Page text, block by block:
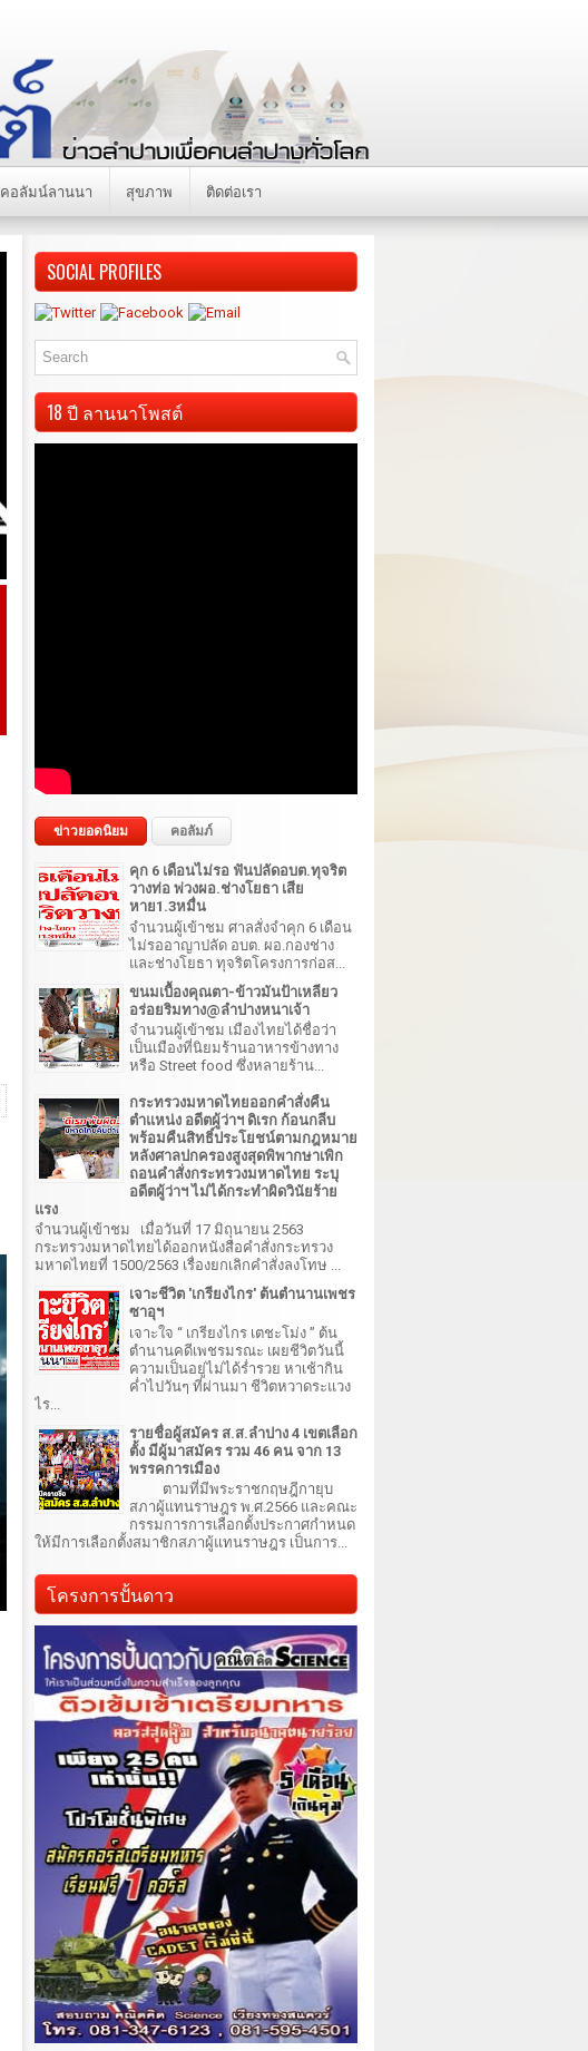
คอลัมน์ลานนา สุขภาพ ติดต่อเรา
SOCIAL PROFILES
18 ปี ลานนาโพสต์
ข่าวยอดนิยม คอลัมภ์
คุก 6 เดือนไม่รอ ฟันปลัดอบต.ทุจริต
วางท่อ พ่วงผอ.ช่างโยธา เสีย
หาย1.3หมื่น
จำนวนผู้เข้าชม ศาลสั่งจำคุก 6 เดือน
ไม่รออาญาปลัด อบต. ผอ.กองช่าง
และช่างโยธา ทุจริตโครงการก่อส...
ขนมเบื้องคุณตา-ข้าวมันป้าเหลียว
อร่อยริมทาง@ลำปางหนาเจ้า
จำนวนผู้เข้าชม เมืองไทยได้ชื่อว่า
เป็นเมืองที่นิยมร้านอาหารข้างทาง
หรือ Street food ซึ่งหลายร้าน...
กระทรวงมหาดไทยออกคำสั่งคืน
ตำแหน่ง อดีตผู้ว่าฯ ดิเรก ก้อนกลีบ
พร้อมคืนสิทธิ์ประโยชน์ตามกฎหมาย
หลังศาลปกครองสูงสุดพิพากษาเพิก
ถอนคำสั่งกระทรวงมหาดไทย ระบุ
อดีตผู้ว่าฯ ไม่ได้กระทำผิดวินัยร้าย
แรง
จำนวนผู้เข้าชม เมื่อวันที่ 17 มิถุนายน 2563
กระทรวงมหาดไทยได้ออกหนังสือคำสั่งกระทรวง
มหาดไทยที่ 1500/2563 เรื่องยกเลิกคำสั่งลงโทษ ...
เจาะชีวิต 'เกรียงไกร' ต้นตำนานเพชร
ซาอุฯ
เจาะใจ “ เกรียงไกร เตชะโม่ง ” ต้น
ตำนานคดีเพชรมรณะ เผยชีวิตวันนี้
ความเป็นอยู่ไม่ได้ร่ำรวย หาเช้ากิน
ค่ำไปวันๆ ที่ผ่านมา ชีวิตหวาดระแวง
ไร...
รายชื่อผู้สมัคร ส.ส.ลำปาง 4 เขตเลือก
ตั้ง มีผู้มาสมัคร รวม 46 คน จาก 13
พรรคการเมือง
ตามที่มีพระราชกฤษฎีกายุบ
สภาผู้แทนราษฎร พ.ศ.2566 และคณะ
กรรมการการเลือกตั้งประกาศกำหนด
ให้มีการเลือกตั้งสมาชิกสภาผู้แทนราษฎร เป็นการ...
โครงการปั้นดาว